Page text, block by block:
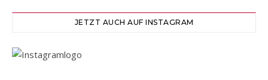
JETZT AUCH AUF INSTAGRAM